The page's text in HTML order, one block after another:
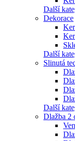
Další
Dekorace
Další
Slinutá
Další
Dlažba 2